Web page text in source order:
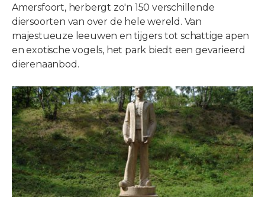
Amersfoort, herbergt zo'n 150 verschillende
diersoorten van over de hele wereld. Van
majestueuze leeuwen en tijgers tot schattige apen
en exotische vogels, het park biedt een gevarieerd
dierenaanbod.